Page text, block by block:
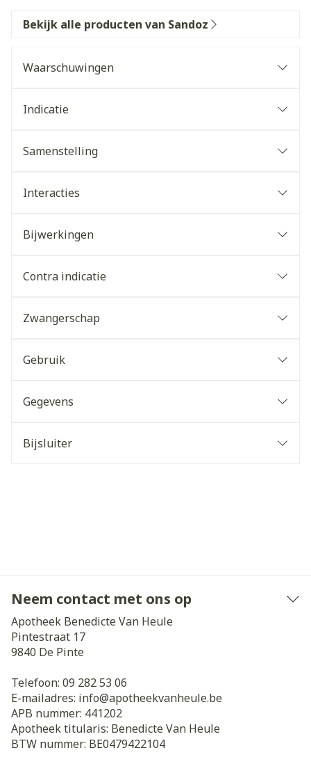
Bekijk alle producten van Sandoz
Waarschuwingen
Indicatie
Samenstelling
Interacties
Bijwerkingen
Contra indicatie
Zwangerschap
Gebruik
Gegevens
Bijsluiter
Neem contact met ons op
Apotheek Benedicte Van Heule
Pintestraat 17
9840 De Pinte
Telefoon: 09 282 53 06
E-mailadres: info@apotheekvanheule.be
APB nummer: 441202
Apotheek titularis: Benedicte Van Heule
BTW nummer: BE0479422104